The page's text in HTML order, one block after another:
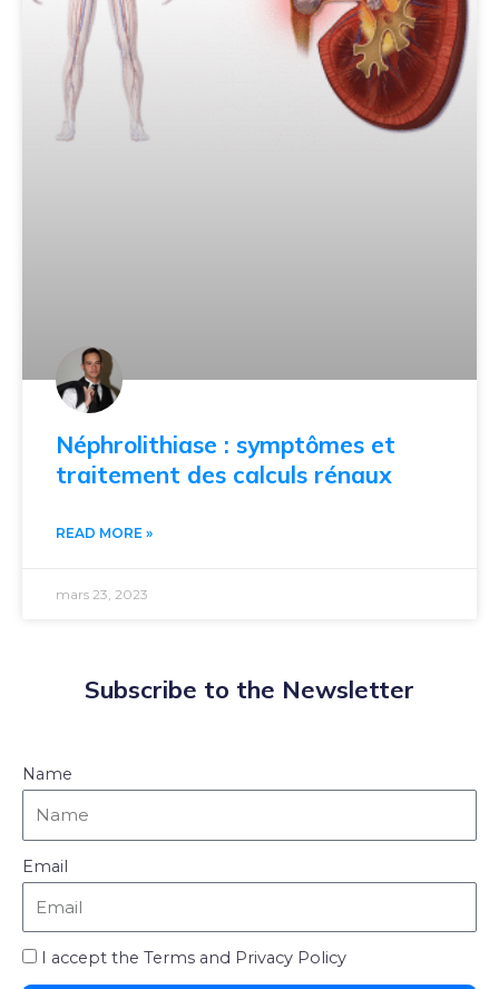
Néphrolithiase : symptômes et
traitement des calculs rénaux
READ MORE »
mars 23, 2023
Subscribe to the Newsletter
Name
Email
I accept the Terms and Privacy Policy